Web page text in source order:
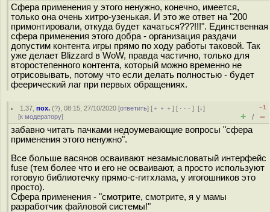
Сфера применения у этого ненужно, конечно, имеется,
только она очень хитро-узенькая. И это же ответ на "200
примонтировали, откуда будет качаться???!!!". Единственная
сфера применения этого добра - организация раздачи
допустим контента игры прямо по ходу работы таковой. Так
уже делает Blizzard в WoW, правда частично, только для
второстепенного контента, который можно временно не
отрисовывать, потому что если делать полностью - будет
феерический лаг при первых обращениях.
1.37 ,пох. (?), 08:15, 27/10/2020 [ответить] [ ﹢﹢﹢] [ · · ·][↓]
[к модератору]
–1
+ / –
забавно читать пачками недоумевающие вопросы "сфера
применения этого ненужно".
Все больше васянов осваивают незамысловатый интерфейс
fuse (тем более что и его не осваивают, а просто используют
готовую библиотечку прямо-с-гитхлама, у игогошников это
просто).
Сфера применения - "смотрите, смотрите, я у мамы
разработчик файловой системы!"